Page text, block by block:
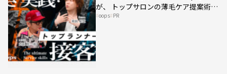
が、 トップサロンの薄毛ケア提案術を
HAIRCAMPで公開！
oops PR